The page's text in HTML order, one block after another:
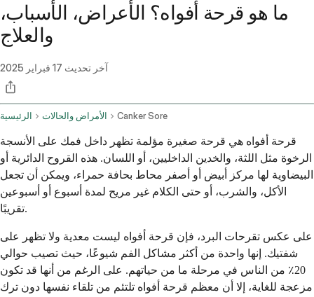
ما هو قرحة أفواه؟ الأعراض، الأسباب،
والعلاج
آخر تحديث 17 فبراير 2025
الرئيسية الأمراض والحالات Canker Sore
قرحة أفواه هي قرحة صغيرة مؤلمة تظهر داخل فمك على الأنسجة
الرخوة مثل اللثة، والخدين الداخليين، أو اللسان. هذه القروح الدائرية أو
البيضاوية لها مركز أبيض أو أصفر محاط بحافة حمراء، ويمكن أن تجعل
الأكل، والشرب، أو حتى الكلام غير مريح لمدة أسبوع أو أسبوعين
تقريبًا.
على عكس تقرحات البرد، فإن قرحة أفواه ليست معدية ولا تظهر على
شفتيك. إنها واحدة من أكثر مشاكل الفم شيوعًا، حيث تصيب حوالي
20٪ من الناس في مرحلة ما من حياتهم. على الرغم من أنها قد تكون
مزعجة للغاية، إلا أن معظم قرحة أفواه تلتئم من تلقاء نفسها دون ترك